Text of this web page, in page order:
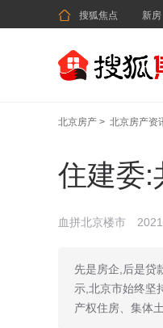
 搜狐焦点 新房
北京房产 > 北京房产资
住建委:
血拼北京楼市
先是房企,后是贷
示,北京市始终坚
产权住房、集体